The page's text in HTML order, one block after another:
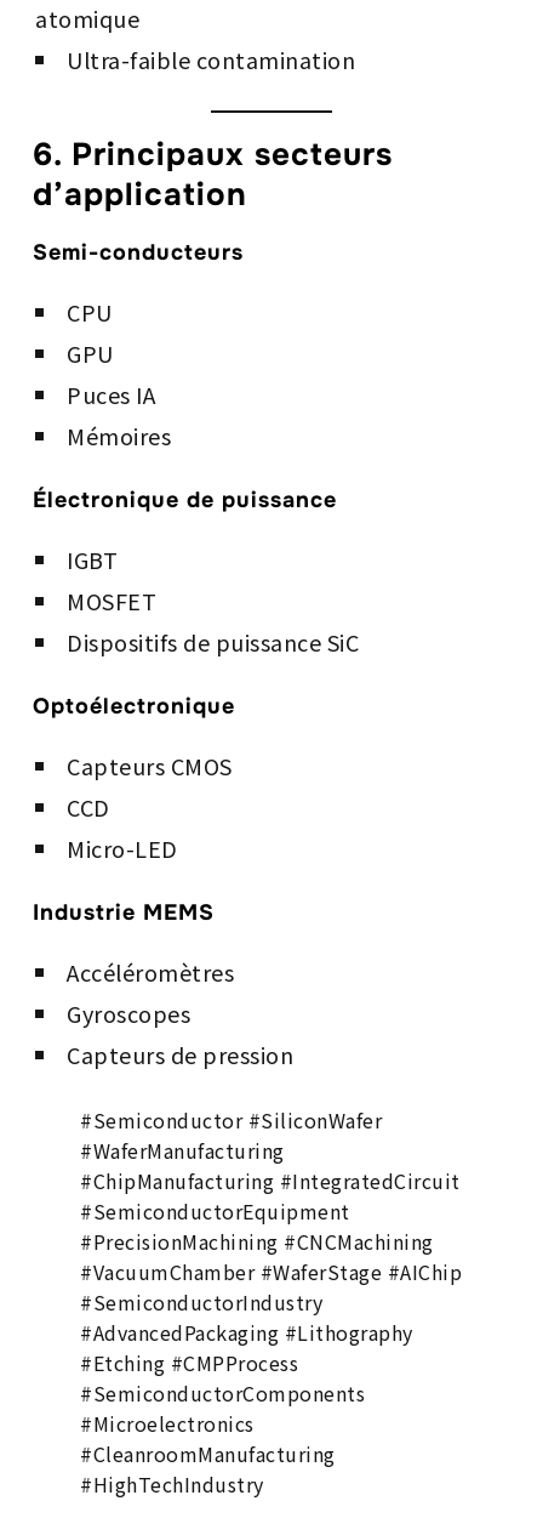
atomique
Ultra-faible contamination
6. Principaux secteurs
d’application
Semi-conducteurs
CPU
GPU
Puces IA
Mémoires
Électronique de puissance
IGBT
MOSFET
Dispositifs de puissance SiC
Optoélectronique
Capteurs CMOS
CCD
Micro-LED
Industrie MEMS
Accéléromètres
Gyroscopes
Capteurs de pression
#Semiconductor #SiliconWafer
#WaferManufacturing
#ChipManufacturing #IntegratedCircuit
#SemiconductorEquipment
#PrecisionMachining #CNCMachining
#VacuumChamber #WaferStage #AIChip
#SemiconductorIndustry
#AdvancedPackaging #Lithography
#Etching #CMPProcess
#SemiconductorComponents
#Microelectronics
#CleanroomManufacturing
#HighTechIndustry